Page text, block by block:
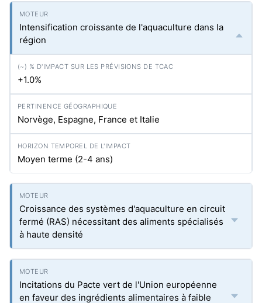
Intensification croissante de l'aquaculture dans la
région
+1.0%
Norvège, Espagne, France et Italie
Moyen terme (2-4 ans)
Croissance des systèmes d'aquaculture en circuit
fermé (RAS) nécessitant des aliments spécialisés
à haute densité
Incitations du Pacte vert de l'Union européenne
en faveur des ingrédients alimentaires à faible